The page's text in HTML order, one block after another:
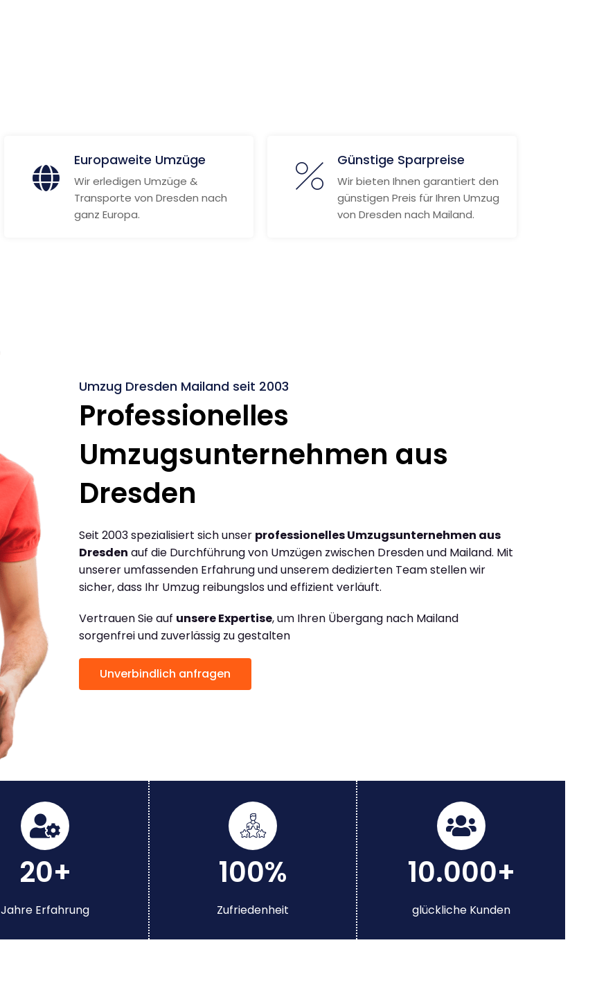
Europaweite Umzüge
Wir erledigen Umzüge &
Transporte von Dresden nach
ganz Europa.
Günstige Sparpreise
Wir bieten Ihnen garantiert den
günstigen Preis für Ihren Umzug
von Dresden nach Mailand.
Umzug Dresden Mailand seit 2003
Professionelles
Umzugsunternehmen aus
Dresden
Seit 2003 spezialisiert sich unser professionelles Umzugsunternehmen aus
Dresden auf die Durchführung von Umzügen zwischen Dresden und Mailand. Mit
unserer umfassenden Erfahrung und unserem dedizierten Team stellen wir
sicher, dass Ihr Umzug reibungslos und effizient verläuft.
Vertrauen Sie auf unsere Expertise, um Ihren Übergang nach Mailand
sorgenfrei und zuverlässig zu gestalten
Unverbindlich anfragen
20+
Jahre Erfahrung
100%
Zufriedenheit
10.000+
glückliche Kunden